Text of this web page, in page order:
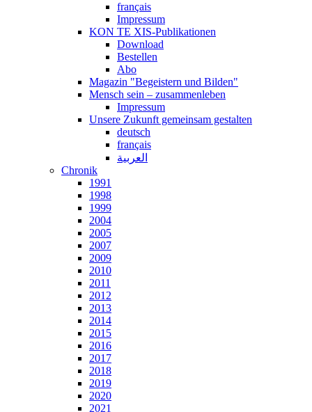
français
Impressum
KON TE XIS-Publikationen
Download
Bestellen
Abo
Magazin "Begeistern und Bilden"
Mensch sein – zusammenleben
Impressum
Unsere Zukunft gemeinsam gestalten
deutsch
français
العربية
Chronik
1991
1998
1999
2004
2005
2007
2009
2010
2011
2012
2013
2014
2015
2016
2017
2018
2019
2020
2021